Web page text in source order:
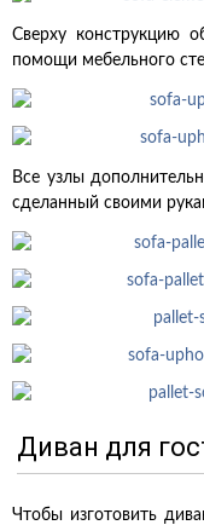
Сверху конструкцию
помощи мебельного
Все узлы
сделанный своими
Диван для
Чтобы изготовить